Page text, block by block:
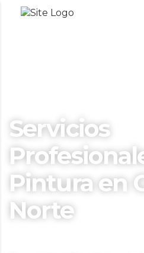
Servicios
Pintura en
Norte